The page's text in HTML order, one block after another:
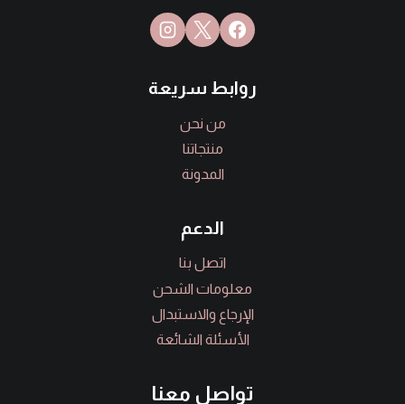
روابط سريعة
من نحن
منتجاتنا
المدونة
الدعم
اتصل بنا
معلومات الشحن
الإرجاع والاستبدال
الأسئلة الشائعة
تواصل معنا